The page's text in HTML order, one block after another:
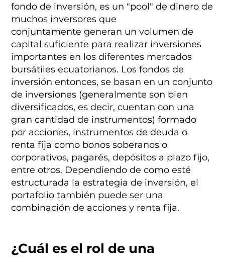
fondo de inversión, es un "pool" de dinero de
muchos inversores que
conjuntamente generan un volumen de
capital suficiente para realizar inversiones
importantes en los diferentes mercados
bursátiles ecuatorianos. Los fondos de
inversión entonces, se basan en un conjunto
de inversiones (generalmente son bien
diversificados, es decir, cuentan con una
gran cantidad de instrumentos) formado
por acciones, instrumentos de deuda o
renta fija como bonos soberanos o
corporativos, pagarés, depósitos a plazo fijo,
entre otros. Dependiendo de como esté
estructurada la estrategia de inversión, el
portafolio también puede ser una
combinación de acciones y renta fija.
¿Cuál es el rol de una